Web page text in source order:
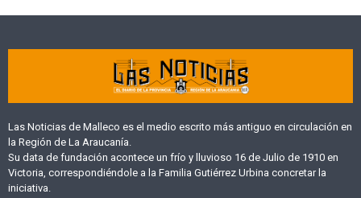
Las Noticias de Malleco es el medio escrito más antiguo en circulación en
la Región de La Araucanía.
Su data de fundación acontece un frío y lluvioso 16 de Julio de 1910 en
Victoria, correspondiéndole a la Familia Gutiérrez Urbina concretar la
iniciativa.